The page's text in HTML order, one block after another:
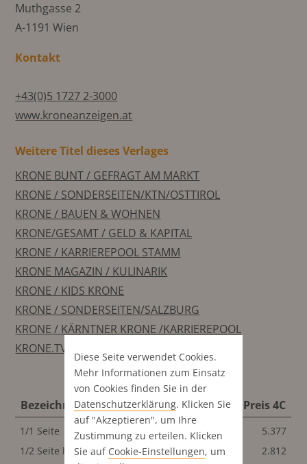
Muthgasse 2
A-1191 Wien
Kontakt
+43(0)5 1727 2-3000
www.kroneanzeigen.at
Weitere Titel dieses Verlages
KRONE BUNT / GEFRAGT AM MARKT
KRONE / SONDERSEITEN/KTN/OSTTIROL
KRONE / BAUEN & WOHNEN
KRONE/GESAMT / GELD & KAPITAL
KRONE / KARRIEREPOOL STAMM
KRONE MAGAZIN / KULINARIK
KRONE / KIDS KRONE
KRONE / SONDERSEITEN/SALZBURG
KRONE / KÄRNTNER KRONE /KARRIEREPOOL
KRONE.TV
Bezeichnung Format Preis S/W Preis 4C
1/1 Seite 196x270 mm 5.377
5.377
1/2 Seite hoch
96x270 mm 2.812
2.812
Diese Seite verwendet Cookies.
Mehr Informationen zum Einsatz
von Cookies finden Sie in der
Datenschutz­erklärung. Klicken Sie
auf "Akzeptieren", um Ihre
Zustimmung zu erteilen. Klicken
Sie auf Cookie-Einstellungen, um